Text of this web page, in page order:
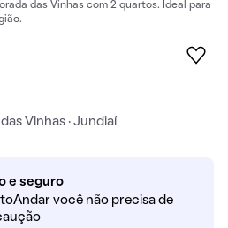
das Vinhas com 2 quartos. Ideal para
Vinhas · Jundiaí
e seguro
você não precisa de